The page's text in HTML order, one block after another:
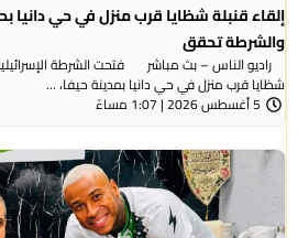
إلقاء قنبلة شظايا قرب منزل في حي دانيا
والشرطة تحقق
راديو الناس – بث مباشر فتحت الشرطة الإسرائيلية
شظايا قرب منزل في حي دانيا بمدينة حيفا، ...
5 أغسطس 2026 | 1:07 مساءً